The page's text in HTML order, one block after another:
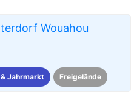
Wouahou
Jahrmarkt Freigelände